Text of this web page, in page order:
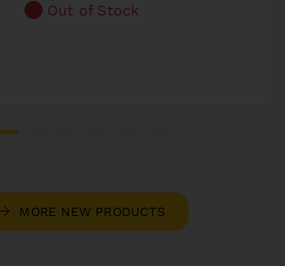
Out of Stock
MORE NEW PRODUCTS